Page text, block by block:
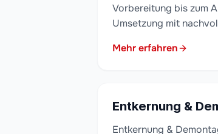
Vorbereitung bis zum
Umsetzung mit
Mehr erfahren
Entkernung &
Entkernung &